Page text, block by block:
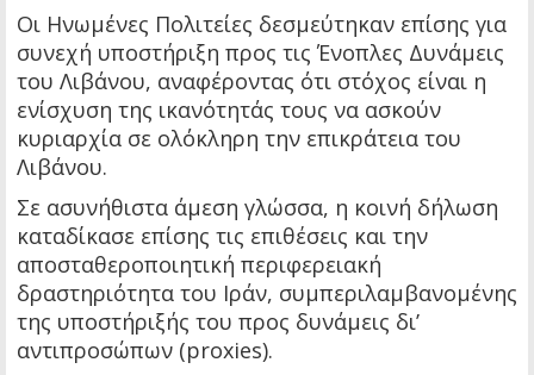
Οι Ηνωμένες Πολιτείες δεσμεύτηκαν επίσης για
συνεχή υποστήριξη προς τις Ένοπλες Δυνάμεις
του Λιβάνου, αναφέροντας ότι στόχος είναι η
ενίσχυση της ικανότητάς τους να ασκούν
κυριαρχία σε ολόκληρη την επικράτεια του
Λιβάνου.
Σε ασυνήθιστα άμεση γλώσσα, η κοινή δήλωση
καταδίκασε επίσης τις επιθέσεις και την
αποσταθεροποιητική περιφερειακή
δραστηριότητα του Ιράν, συμπεριλαμβανομένης
της υποστήριξής του προς δυνάμεις δι’
αντιπροσώπων (proxies).